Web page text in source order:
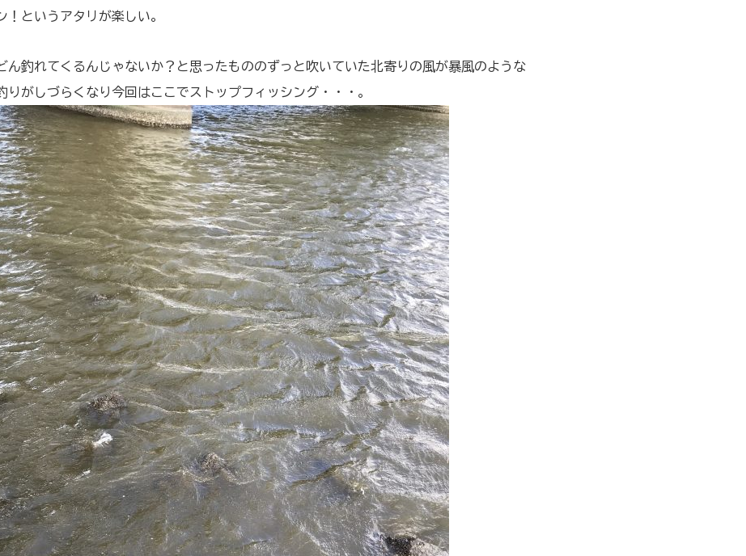
！というアタリが楽しい。
ん釣れてくるんじゃないか？と思ったもののずっと吹いていた北寄りの風が暴風のような
りがしづらくなり今回はここでストップフィッシング・・・。